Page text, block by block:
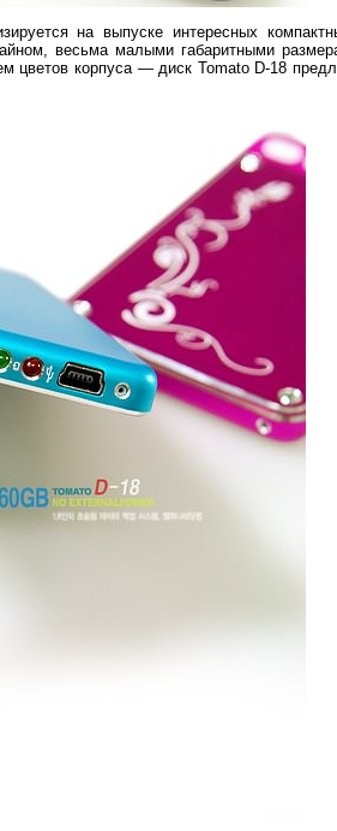
на выпуске интересных
весьма малыми габаритными
корпуса — диск Tomato D-18